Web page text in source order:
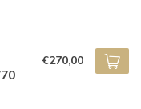
€270,00